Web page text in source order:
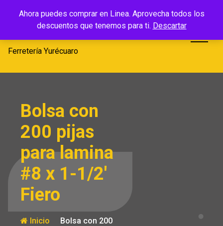
Ahora puedes comprar en Linea. Aprovecha todos los
descuentos que tenemos para ti. Descartar
Ferretería
Yurécuaro
Ferretería Yurécuaro
Bolsa con
200 pijas
para lamina
#8 x 1-1/2′
Fiero
Inicio
Bolsa con 200